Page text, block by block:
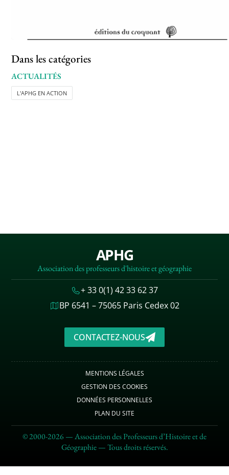
Dans les catégories
ACTUALITÉS
L'APHG EN ACTION
APHG
Association des professeurs d'histoire et géographie
+ 33 0(1) 42 33 62 37
BP 6541 – 75065 Paris Cedex 02
CONTACTEZ-NOUS
MENTIONS LÉGALES
GESTION DES COOKIES
DONNÉES PERSONNELLES
PLAN DU SITE
© 2000-2026 — Association des Professeurs d’Histoire et de
Géographie — Tous droits réservés.